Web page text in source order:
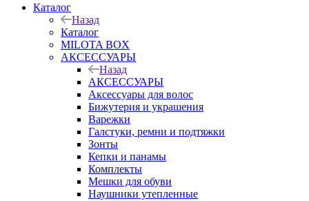
Каталог
Назад
Каталог
MILOTA BOX
АКСЕССУАРЫ
Назад
АКСЕССУАРЫ
Аксессуары для волос
Бижутерия и украшения
Варежки
Галстуки, ремни и подтяжки
Зонты
Кепки и панамы
Комплекты
Мешки для обуви
Наушники утепленные